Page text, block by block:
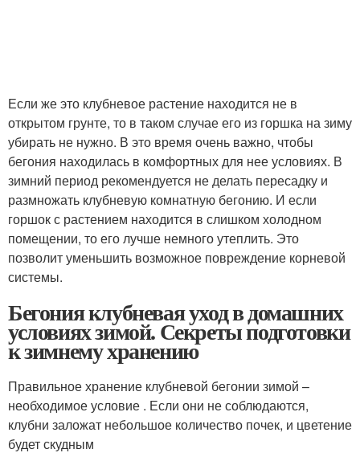
Если же это клубневое растение находится не в
открытом грунте, то в таком случае его из горшка на зиму
убирать не нужно. В это время очень важно, чтобы
бегония находилась в комфортных для нее условиях. В
зимний период рекомендуется не делать пересадку и
размножать клубневую комнатную бегонию. И если
горшок с растением находится в слишком холодном
помещении, то его лучше немного утеплить. Это
позволит уменьшить возможное повреждение корневой
системы.
Бегония клубневая уход в домашних
условиях зимой. Секреты подготовки
к зимнему хранению
Правильное хранение клубневой бегонии зимой –
необходимое условие . Если они не соблюдаются,
клубни заложат небольшое количество почек, и цветение
будет скудным